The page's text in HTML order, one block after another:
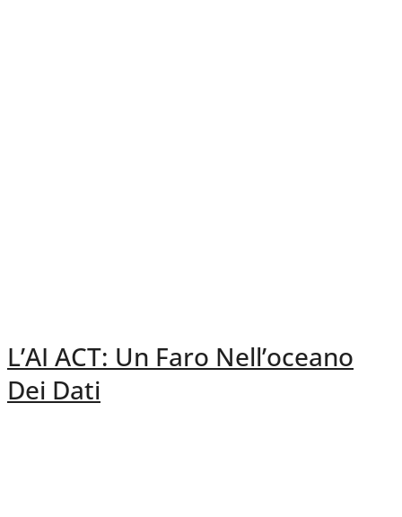
L’AI ACT: Un Faro Nell’oceano
Dei Dati